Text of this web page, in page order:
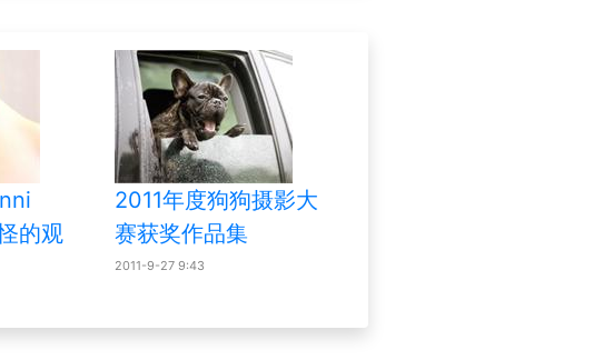
的观
2011年度狗狗摄影大
赛获奖作品集
2011-9-27 9:43